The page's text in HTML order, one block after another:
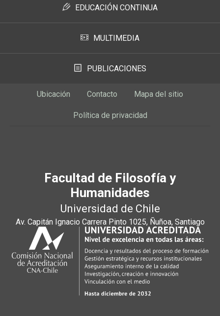
EDUCACIÓN CONTINUA
MULTIMEDIA
PUBLICACIONES
Ubicación Contacto Mapa del sitio
Política de privacidad
Facultad de Filosofía y
Humanidades
Universidad de Chile
Av. Capitán Ignacio Carrera Pinto 1025, Ñuñoa, Santiago